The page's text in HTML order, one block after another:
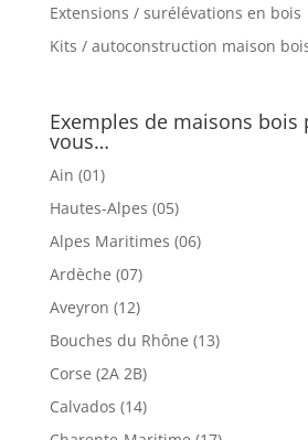
Extensions / surélévations en bois
Kits / autoconstruction maison
Exemples de maisons bois
vous…
Ain (01)
Hautes-Alpes (05)
Alpes Maritimes (06)
Ardèche (07)
Aveyron (12)
Bouches du Rhône (13)
Corse (2A 2B)
Calvados (14)